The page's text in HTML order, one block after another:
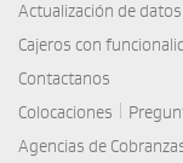
Actualización de
Cajeros con
Contactanos
Colocaciones
Agencias de